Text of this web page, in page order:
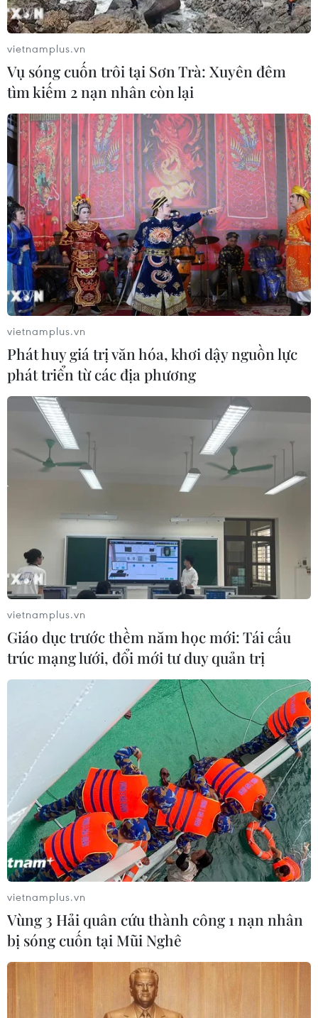
TIN CÙNG CHUYÊN MỤC
Phát huy giá trị văn hóa, khơi dậy
nguồn lực phát triển từ các địa
phương
09/08/2026 05:48
Xây dựng hành lang pháp lý để tháo
gỡ điểm nghẽn, đưa công nghiệp văn
Ca sỹ Phùng Khánh Linh và hành
trình từ cô đơn đến 'Giữa một vạn
người'
vietnamplus.vn
Vụ sóng cuốn trôi tại Sơn Trà: Xuyên đêm
tìm kiếm 2 nạn nhân còn lại
vietnamplus.vn
Phát huy giá trị văn hóa, khơi dậy nguồn lực
phát triển từ các địa phương
vietnamplus.vn
Giáo dục trước thềm năm học mới: Tái cấu
trúc mạng lưới, đổi mới tư duy quản trị
vietnamplus.vn
Vùng 3 Hải quân cứu thành công 1 nạn nhân
bị sóng cuốn tại Mũi Nghê